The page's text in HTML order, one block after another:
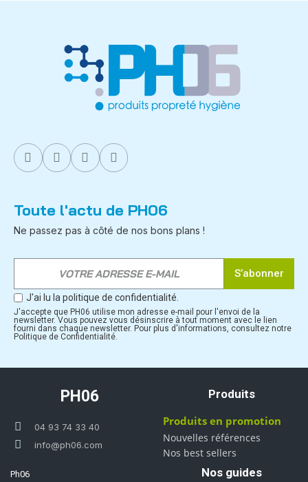
Toute l'actu de PH06
Ne passez pas à côté de nos bons plans !
S’abonner
J'ai lu la politique de confidentialité.
J'accepte que PH06 utilise mon adresse e-mail pour l'envoi de la
newsletter. Vous pouvez vous désinscrire à tout moment avec le lien
fourni dans chaque newsletter. Pour plus d'informations, consultez notre
Politique de Confidentialité.
PH06
04 93 74 33 40
info@ph06.com
Ph06
Produits
Produits en promotion
Nouvelles références
Nos best sellers
Nos guides